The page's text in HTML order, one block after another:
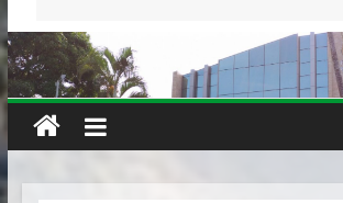
Presbiteriana
de
Vitória